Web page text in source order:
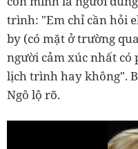
trình: "Em chỉ cần hỏi
by (có mặt ở trường
người cảm xúc nhất
lịch trình hay không".
Ngô lộ rõ.